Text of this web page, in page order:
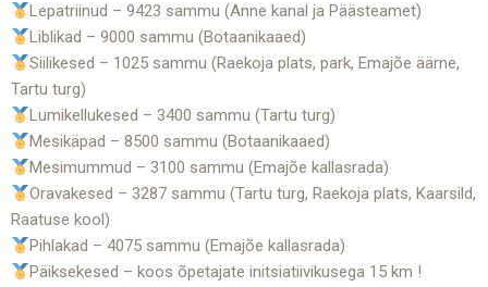
Lepatriinud – 9423 sammu (Anne kanal ja Päästeamet)
Liblikad – 9000 sammu (Botaanikaaed)
Siilikesed – 1025 sammu (Raekoja plats, park, Emajõe äärne,
Tartu turg)
Lumikellukesed – 3400 sammu (Tartu turg)
Mesikäpad – 8500 sammu (Botaanikaaed)
Mesimummud – 3100 sammu (Emajõe kallasrada)
Oravakesed – 3287 sammu (Tartu turg, Raekoja plats, Kaarsild,
Raatuse kool)
Pihlakad – 4075 sammu (Emajõe kallasrada)
Päiksekesed – koos õpetajate initsiatiivikusega 15 km !